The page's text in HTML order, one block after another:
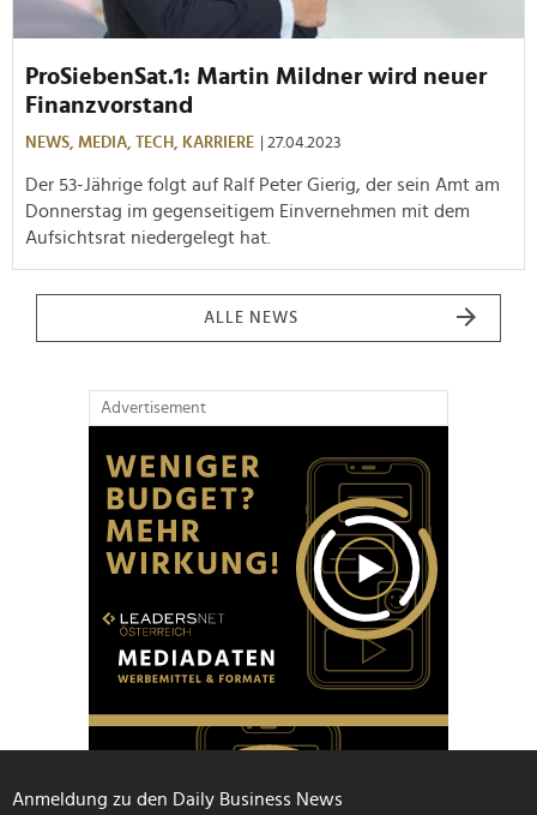
ProSiebenSat.1: Martin Mildner wird neuer
Finanzvorstand
NEWS, MEDIA, TECH, KARRIERE | 27.04.2023
Der 53-Jährige folgt auf Ralf Peter Gierig, der sein Amt am
Donnerstag im gegenseitigem Einvernehmen mit dem
Aufsichtsrat niedergelegt hat.
ALLE NEWS
Advertisement
Anmeldung zu den Daily Business News